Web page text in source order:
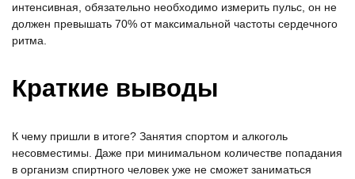
интенсивная, обязательно необходимо измерить пульс, он не
должен превышать 70% от максимальной частоты сердечного
ритма.
Краткие выводы
К чему пришли в итоге? Занятия спортом и алкоголь
несовместимы. Даже при минимальном количестве попадания
в организм спиртного человек уже не сможет заниматься